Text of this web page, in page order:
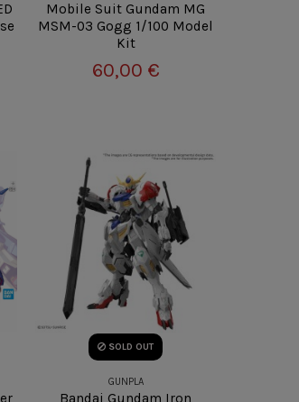
Mobile Suit Gundam MG
MSM-03 Gogg 1/100 Model
Kit
60,00 €
SOLD OUT
GUNPLA
Bandai Gundam Iron